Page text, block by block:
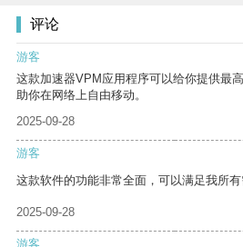
评论
游客
这款加速器VPM应用程序可以给你提供最
助你在网络上自由移动。
2025-09-28
游客
这款软件的功能非常全面，可以满足我所有
2025-09-28
游客